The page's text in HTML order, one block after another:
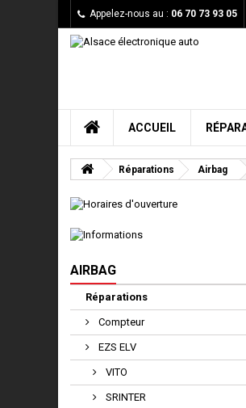
Appelez-nous au : 06 70 73 93 05
ACCUEIL
Réparations Airbag
AIRBAG
Réparations
Compteur
EZS ELV
VITO
SRINTER